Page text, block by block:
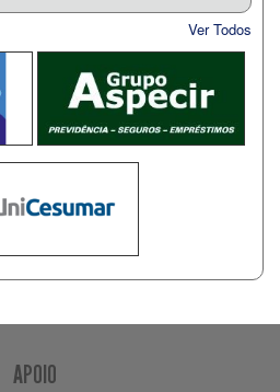
Ver Todos
APOIO